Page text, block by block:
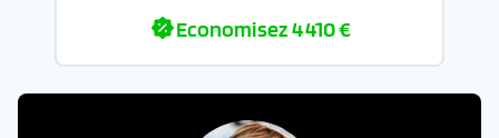
Economisez4 410 €